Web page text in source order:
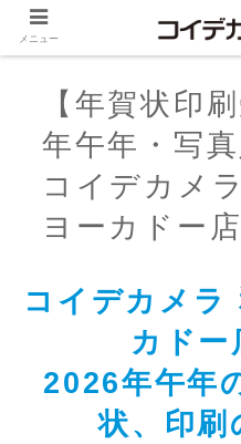
【年賀状印
年午年・写
コイデカメ
ヨーカドー店
コイデカメラ
カドー
2026年午年
状、印刷
メニュー